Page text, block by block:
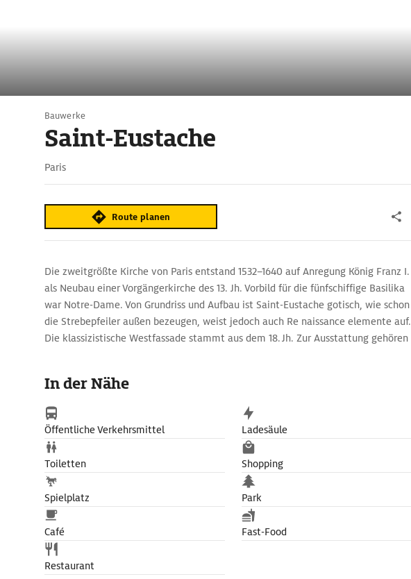
Bauwerke
Saint-Eustache
Paris
Route planen
Die zweitgrößte Kirche von Paris entstand 1532–1640 auf Anregung König Franz I.
als Neubau einer Vorgängerkirche des 13. Jh. Vorbild für die fünfschiffige Basilika
war Notre-Dame. Von Grundriss und Aufbau ist Saint-Eustache gotisch, wie schon
die Strebepfeiler außen bezeugen, weist jedoch auch Re naissance elemente auf.
Die klassizistische Westfassade stammt aus dem 18. Jh. Zur Ausstattung gehören
17.30 Uhr.
In der Nähe
Öffentliche Verkehrsmittel Ladesäule
Toiletten Shopping
Spielplatz Park
Café Fast-Food
Restaurant